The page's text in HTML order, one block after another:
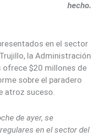
hecho.
en el sector
la Administración
ofrece $20 millones de
sobre el paradero
atroz suceso.
de ayer, se
en el sector del